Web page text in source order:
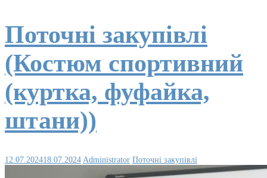
Поточні закупівлі
(Костюм спортивний
(куртка, фуфайка,
штани))
12.07.202418.07.2024 Administrator Поточні закупівлі